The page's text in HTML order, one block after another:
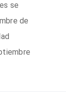
se
de